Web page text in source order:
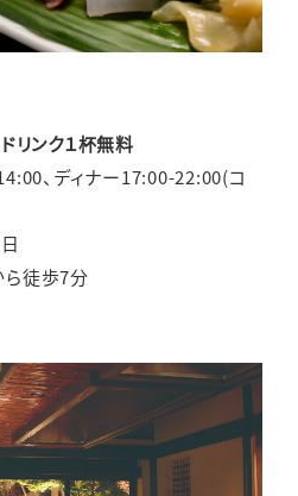
リンク１杯無料
、ディナー17:00-22:00(コ
ら徒歩7分